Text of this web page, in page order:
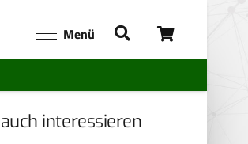
Menü
interessieren